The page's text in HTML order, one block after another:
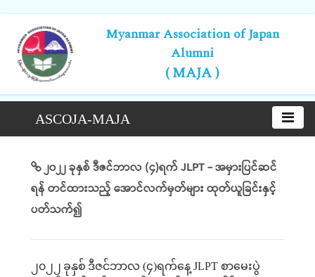
Myanmar Association of Japan
Alumni
( MAJA )
ASCOJA-MAJA
၂၀၂၂ ခုနှစ် ဒီဇင်ဘာလ (၄)ရက် JLPT - အမှားပြင်ဆင်
ရန် တင်ထားသည့် အောင်လက်မှတ်များ ထုတ်ယူခြင်းနှင့်
ပတ်သက်၍
၂၀၂၂ ခုနှစ် ဒီဇင်ဘာလ (၄)ရက်နေ့ JLPT စာမေးပွဲ